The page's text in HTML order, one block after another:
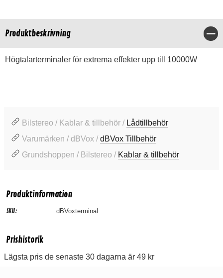
Produktbeskrivning
Högtalarterminaler för extrema effekter upp till 10000W
Bilstereo / Kablar & tillbehör / Lådtillbehör
Varumärken / dBVox /dBVox Tillbehör
Grundshoppen / Bilstereo / Kablar & tillbehör
Produktinformation
SKU: dBVoxterminal
Prishistorik
Lägsta pris de senaste 30 dagarna är 49 kr